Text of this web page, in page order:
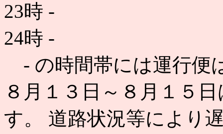
23時 -
24時 -
- の時間帯には運行便
８月１３日～８月１５
す。 道路状況等により